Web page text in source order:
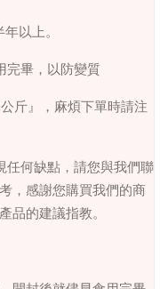
以上。
完畢，以防變質
斤』，麻煩下單時請注
任何缺點，請您與我們聯
，感謝您購買我們的商
品的建議指教。